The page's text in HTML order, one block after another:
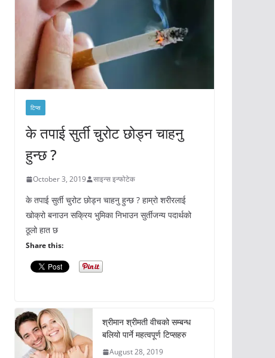
टिप्स
के तपाई सुर्ती चुरोट छोड्न चाहनु
हुन्छ ?
October 3, 2019 साइन्स इन्फोटेक
के तपाई सुर्ती चुरोट छोड्न चाहनु हुन्छ ? हाम्रो शरीरलाई
खोक्रो बनाउन सक्रिय भुमिका निभाउन सुर्तीजन्य पदार्थको
ठूलो हात छ
Share this:
श्रीमान श्रीमती वीचको सम्बन्ध
बलियो पार्ने महत्वपूर्ण टिप्सहरु
August 28, 2019